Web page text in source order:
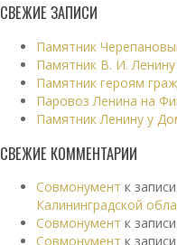
СВЕЖИЕ ЗАПИСИ
Памятник
Памятник В. И.
Памятник героям
Паровоз Ленина на
Памятник Ленину у
СВЕЖИЕ КОММЕНТАРИИ
Совмонумент к записи
Калининградской
Совмонумент к записи
Совмонумент к записи